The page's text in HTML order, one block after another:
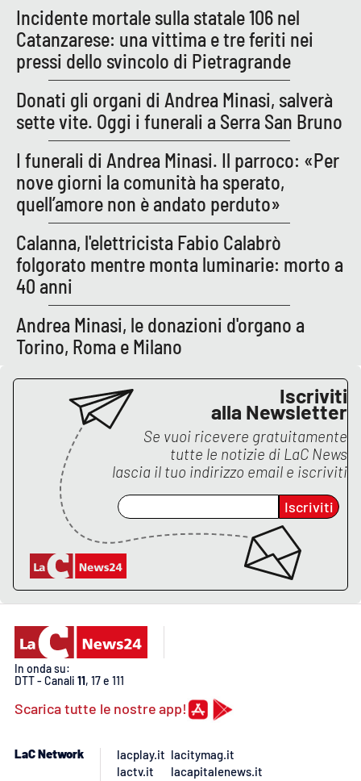
LaC Network
LaC OnAir
EDIZIONI
LOCALI
Catanzaro
Crotone
Vibo Valentia
Reggio Calabria
Cosenza
Lamezia Terme
PROGETTI
SPECIALI
Buona Sanità Calabria
CALABRIAVISIONE
Destinazioni
Eventi
Food
Storie
NETWORK
Incidente mortale sulla statale 106 nel
Catanzarese: una vittima e tre feriti nei
pressi dello svincolo di Pietragrande
Donati gli organi di Andrea Minasi, salverà
sette vite. Oggi i funerali a Serra San Bruno
I funerali di Andrea Minasi. Il parroco: «Per
nove giorni la comunità ha sperato,
quell’amore non è andato perduto»
Calanna, l'elettricista Fabio Calabrò
folgorato mentre monta luminarie: morto a
40 anni
Andrea Minasi, le donazioni d'organo a
Torino, Roma e Milano
Iscriviti
alla Newsletter
Se vuoi ricevere gratuitamente
tutte le notizie di LaC News
lascia il tuo indirizzo email e iscriviti
Iscriviti
In onda su:
DTT - Canali 11, 17 e 111
Scarica tutte le nostre app!
LaC Network
lacplay.it
lactv.it
lacitymag.it
lacapitalenews.it